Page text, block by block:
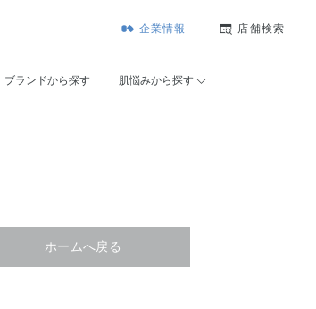
企業情報 店舗検索
ブランドから探す 肌悩みから探す
ホームへ戻る